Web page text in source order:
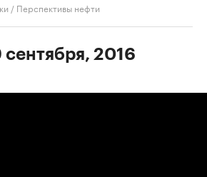
/ Перспективы нефти
сентября, 2016